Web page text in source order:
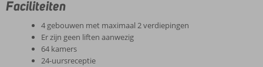
Faciliteiten
4 gebouwen met maximaal 2 verdiepingen
Er zijn geen liften aanwezig
64 kamers
24-uursreceptie